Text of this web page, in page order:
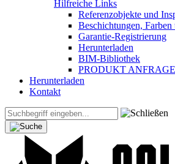
Hilfreiche Links
Referenzobjekte und
Beschichtungen,
Garantie-Registrierung
Herunterladen
BIM-Bibliothek
PRODUKT
Herunterladen
Kontakt